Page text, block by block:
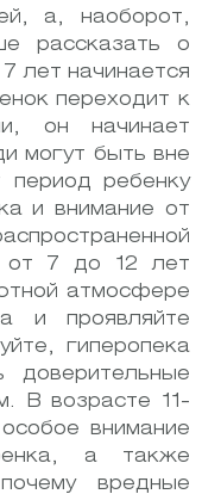
а, наоборот,
рассказать о
лет начинается
переходит к
он начинает
могут быть вне
период ребенку
и внимание от
от 7 до 12 лет
атмосфере
и проявляйте
гиперопека
В возрасте 11-
внимание
а также
вредные